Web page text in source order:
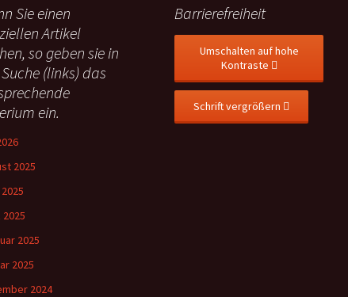
Sie einen
Artikel
so geben sie in
(links) das
ein.
2025
2025
2025
2024
Barrierefreiheit
Umschalten auf hohe
Kontraste
Schrift vergrößern